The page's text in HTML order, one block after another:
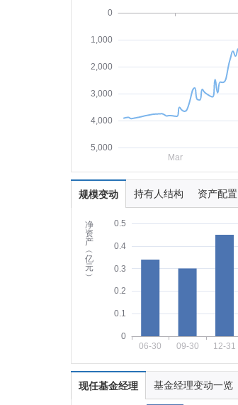
0
1,000
2,000
3,000
4,000
5,000
Mar
规模变动 持有人结构 资产配置
净
资
产
︵
亿
元
︶
0
0.1
0.2
0.3
0.4
0.5
06-30 09-30 12-31
现任基金经理 基金经理变动一览